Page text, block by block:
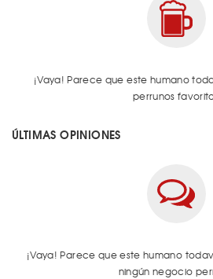
¡Vaya! Parece que este humano
perrunos
ÚLTIMAS OPINIONES
¡Vaya! Parece que este humano
ningún negocio